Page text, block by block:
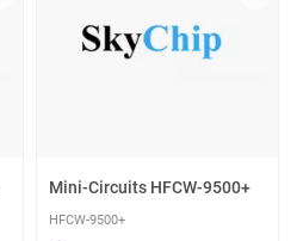
Mini-Circuits HFCW-9500+
HFCW-9500+